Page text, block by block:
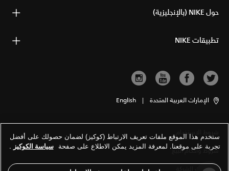
حول NIKE (بالإنجليزية)
تطبيقات NIKE
الإمارات العربية المتحدة |
English
شروط الاستخدام
شروط وأحكام البيع
ستخدم هذا الموقع ملفات تعريف الارتباط (كوكيز) لضمان حصولك على أفضل
تجربة على موقعنا. لمعرفة المزيد يمكن الاطلاع على صفحة سياسة الكوكيز .